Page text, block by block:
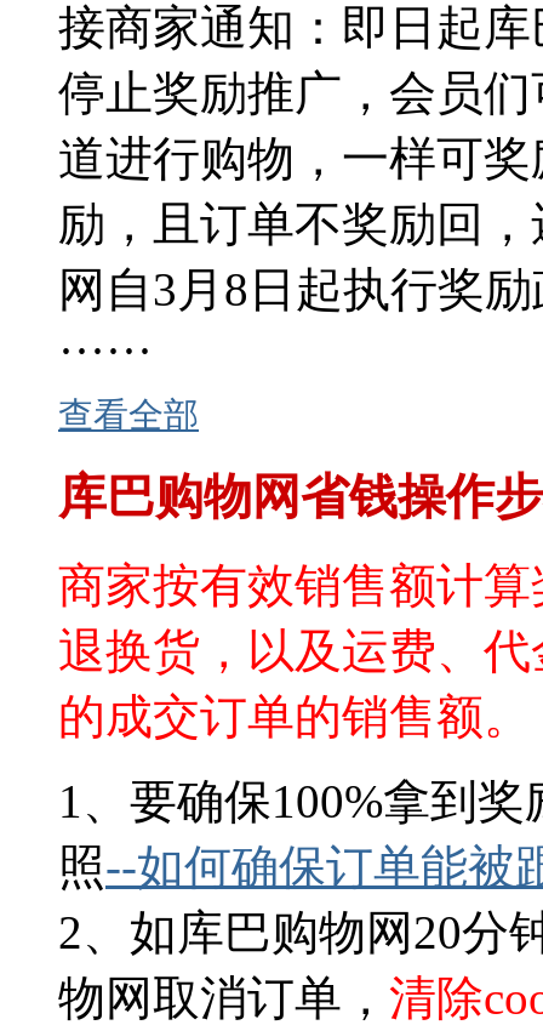
接商家通知：即日起
停止奖励推广，会员
道进行购物，一样可
励，且订单不奖励回
网自3月8日起执行奖
······
查看全部
库巴购物网省钱操作
商家按有效销售额计
退换货，以及运费、
的成交订单的销售额。
1、要确保100%拿到
照--如何确保订单能被
2、如库巴购物网20分
物网取消订单， 清除